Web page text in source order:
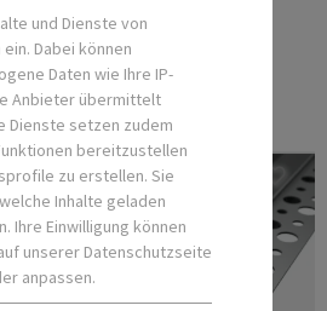
und Dienste von
Dabei können
Daten wie Ihre IP-
Anbieter übermittelt
Dienste setzen zudem
bereitzustellen
zu erstellen. Sie
Inhalte geladen
Ihre Einwilligung können
unserer Datenschutzseite
anpassen.